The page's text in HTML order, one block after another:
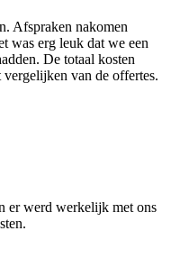
Afspraken nakomen
was erg leuk dat we een
De totaal kosten
van de offertes.
er werd werkelijk met ons